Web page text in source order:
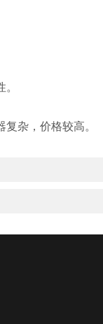
杂，价格较高。